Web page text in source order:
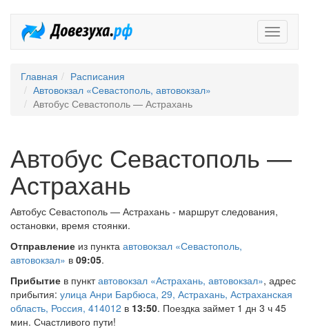
Главная
Расписания
Автовокзал «Севастополь, автовокзал»
Автобус Севастополь — Астрахань
Автобус Севастополь —
Астрахань
Автобус Севастополь — Астрахань - маршрут следования,
остановки, время стоянки.
Отправление из пункта автовокзал «Севастополь,
автовокзал» в 09:05.
Прибытие в пунктавтовокзал «Астрахань, автовокзал», адрес
прибытия: улица Анри Барбюса, 29, Астрахань, Астраханская
область, Россия, 414012 в 13:50. Поездка займет 1 дн 3 ч 45
мин. Счастливого пути!